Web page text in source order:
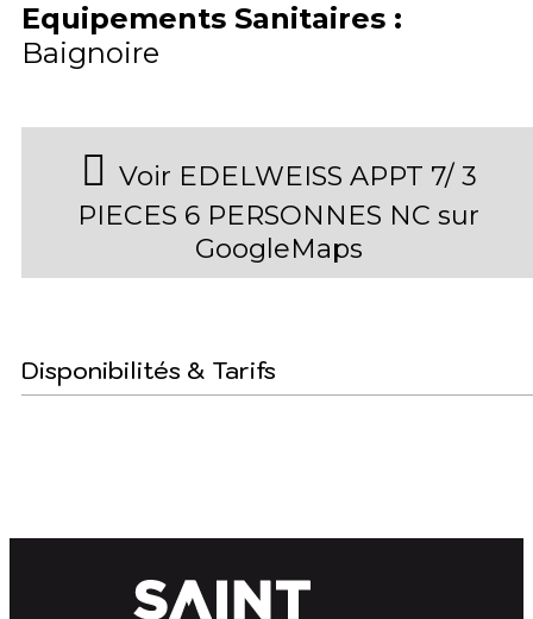
Equipements Sanitaires :
Baignoire
Voir EDELWEISS APPT 7/ 3
PIECES 6 PERSONNES NC sur
GoogleMaps
Disponibilités & Tarifs